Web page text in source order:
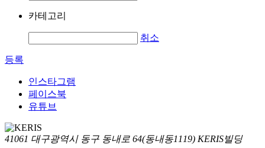
카테고리
취소
등록
인스타그램
페이스북
유튜브
41061 대구광역시 동구 동내로 64(동내동1119) KERIS빌딩